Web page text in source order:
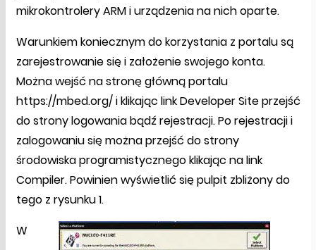
mikrokontrolery ARM i urządzenia na nich oparte.
Warunkiem koniecznym do korzystania z portalu są
zarejestrowanie się i założenie swojego konta.
Można wejść na stronę główną portalu
https://mbed.org/ i klikając link Developer Site przejść
do strony logowania bądź rejestracji. Po rejestracji i
zalogowaniu się można przejść do strony
środowiska programistycznego klikając na link
Compiler. Powinien wyświetlić się pulpit zbliżony do
tego z rysunku 1.
W